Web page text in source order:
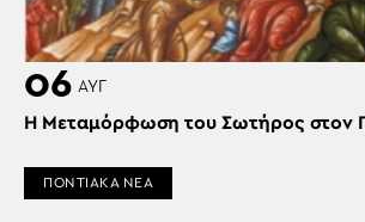
06 ΑΥΓ
Η Μεταμόρφωση του Σωτήρος στον
ΠΟΝΤΙΑΚΑ ΝΕΑ